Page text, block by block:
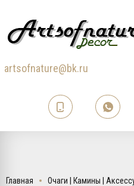
artsofnature@bk.ru
Главная Очаги | Камины |